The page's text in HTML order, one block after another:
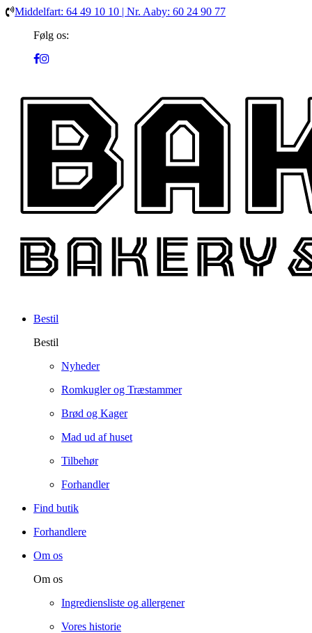
Middelfart: 64 49 10 10 | Nr. Aaby: 60 24 90 77
Følg os:
Bestil
Bestil
Nyheder
Romkugler og Træstammer
Brød og Kager
Mad ud af huset
Tilbehør
Forhandler
Find butik
Forhandlere
Om os
Om os
Ingrediensliste og allergener
Vores historie